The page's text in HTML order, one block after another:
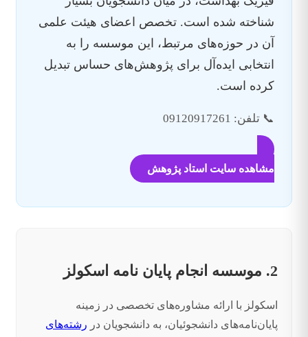
شناخته شده است. تخصص اعضای هیئت علمی
آن در حوزه‌های مرتبط، این موسسه را به
انتخابی ایده‌آل برای پژوهش‌های حساس تبدیل
کرده است.
📞 تلفن: 09120917261
مشاهده سایت استاد پژوهش
2. موسسه انجام پایان نامه اسکولز
اسکولز با ارائه مشاوره‌های تخصصی در زمینه
پایان‌نامه‌های دانشجوئیان، به دانشجویان در رشته‌های